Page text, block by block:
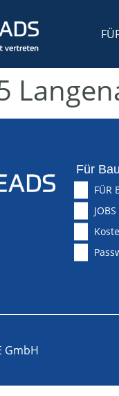
Für
FÜR
JOBS
GmbH